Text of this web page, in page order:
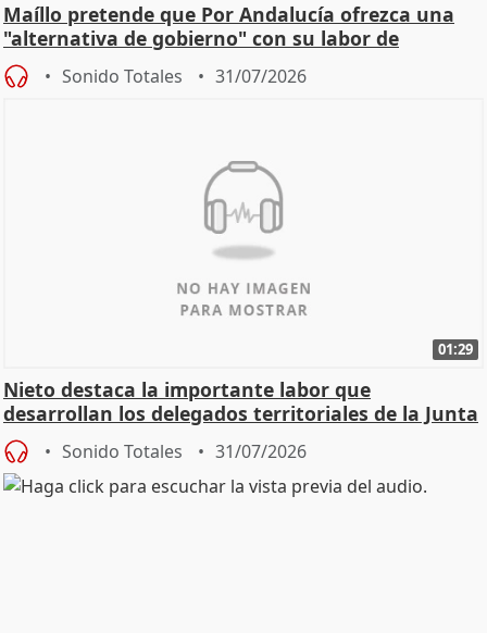
Maíllo pretende que Por Andalucía ofrezca una
"alternativa de gobierno" con su labor de
oposición
Sonido Totales 31/07/2026
01:29
Nieto destaca la importante labor que
desarrollan los delegados territoriales de la Junta
Sonido Totales 31/07/2026